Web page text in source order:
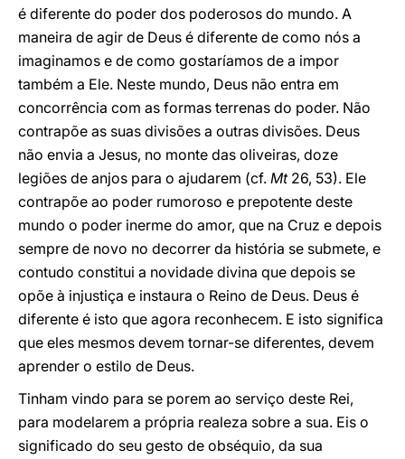
é diferente do poder dos poderosos do mundo. A
maneira de agir de Deus é diferente de como nós a
imaginamos e de como gostaríamos de a impor
também a Ele. Neste mundo, Deus não entra em
concorrência com as formas terrenas do poder. Não
contrapõe as suas divisões a outras divisões. Deus
não envia a Jesus, no monte das oliveiras, doze
legiões de anjos para o ajudarem (cf. Mt26, 53). Ele
contrapõe ao poder rumoroso e prepotente deste
mundo o poder inerme do amor, que na Cruz e depois
sempre de novo no decorrer da história se submete, e
contudo constitui a novidade divina que depois se
opõe à injustiça e instaura o Reino de Deus. Deus é
diferente é isto que agora reconhecem. E isto significa
que eles mesmos devem tornar-se diferentes, devem
aprender o estilo de Deus.
Tinham vindo para se porem ao serviço deste Rei,
para modelarem a própria realeza sobre a sua. Eis o
significado do seu gesto de obséquio, da sua